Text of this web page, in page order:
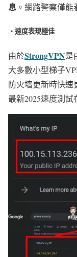
息 。網路警察僅
・速度表現極佳
由於StrongVPN是
大多數小型梯子
防火墻更新時快速
最新2025速度測試